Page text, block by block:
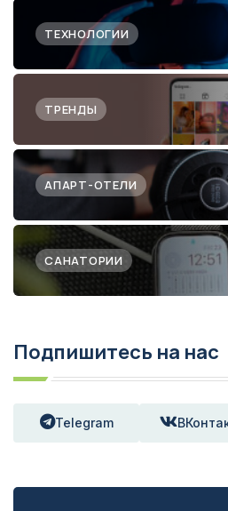
ТЕХНОЛОГИИ
ТРЕНДЫ
АПАРТ-ОТЕЛИ
САНАТОРИИ
Подпишитесь на нас
Telegram